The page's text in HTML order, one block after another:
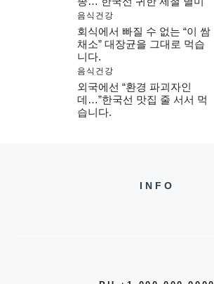
음식건강
회식에서 빠질 수 없는 “이 쌈
채소” 대장균을 그대로 먹습
니다.
음식건강
외국에선 “환경 파괴자인
데…”한국선 맛집 줄 서서 먹
습니다.
INFO